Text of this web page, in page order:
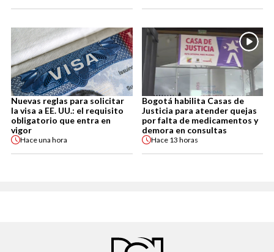
Nuevas reglas para solicitar
la visa a EE. UU.: el requisito
obligatorio que entra en
vigor
Haceuna hora
Bogotá habilita Casas de
Justicia para atender quejas
por falta de medicamentos y
demora en consultas
Hace 13 horas